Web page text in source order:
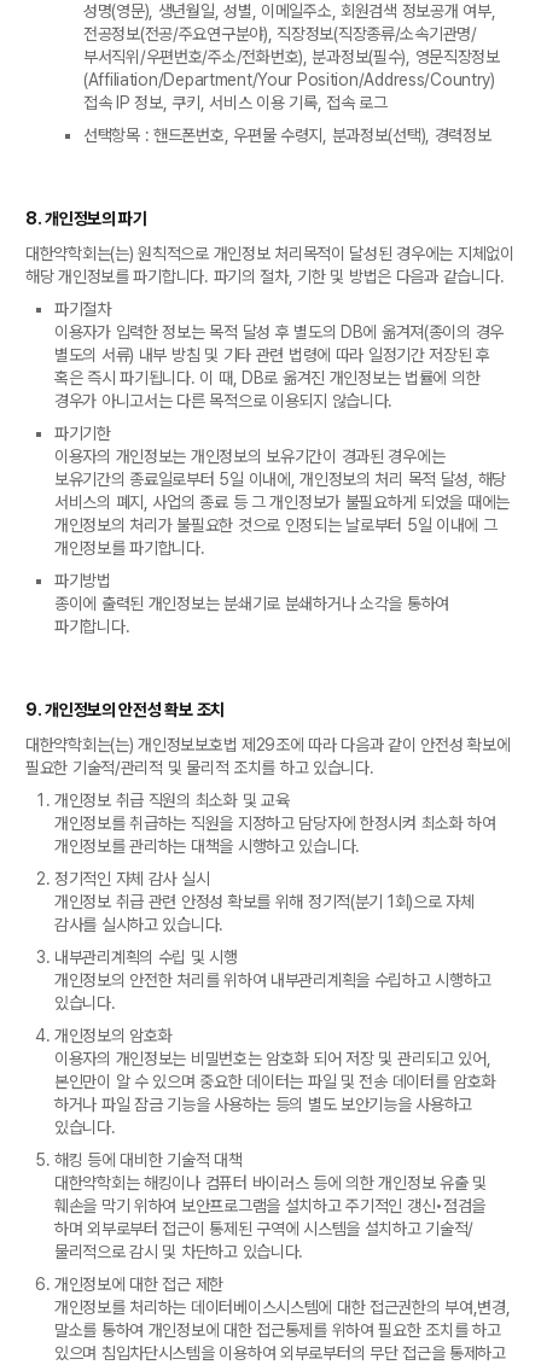
성명(영문), 생년월일, 성별, 이메일주소, 회원검색 정보공개 여부,
전공정보(전공/주요연구분야), 직장정보(직장종류/소속기관명/
부서직위/우편번호/주소/전화번호), 분과정보(필수), 영문직장정보
(Affiliation/Department/Your Position/Address/Country)
접속 IP 정보, 쿠키, 서비스 이용 기록, 접속 로그
선택항목 : 핸드폰번호, 우편물 수령지, 분과정보(선택), 경력정보
8. 개인정보의 파기
대한약학회는(는) 원칙적으로 개인정보 처리목적이 달성된 경우에는 지체없이
해당 개인정보를 파기합니다. 파기의 절차, 기한 및 방법은 다음과 같습니다.
파기절차
이용자가 입력한 정보는 목적 달성 후 별도의 DB에 옮겨져(종이의 경우
별도의 서류) 내부 방침 및 기타 관련 법령에 따라 일정기간 저장된 후
혹은 즉시 파기됩니다. 이 때, DB로 옮겨진 개인정보는 법률에 의한
경우가 아니고서는 다른 목적으로 이용되지 않습니다.
파기기한
이용자의 개인정보는 개인정보의 보유기간이 경과된 경우에는
보유기간의 종료일로부터 5일 이내에, 개인정보의 처리 목적 달성, 해당
서비스의 폐지, 사업의 종료 등 그 개인정보가 불필요하게 되었을 때에는
개인정보의 처리가 불필요한 것으로 인정되는 날로부터 5일 이내에 그
개인정보를 파기합니다.
파기방법
종이에 출력된 개인정보는 분쇄기로 분쇄하거나 소각을 통하여
파기합니다.
9. 개인정보의 안전성 확보 조치
대한약학회는(는) 개인정보보호법 제29조에 따라 다음과 같이 안전성 확보에
필요한 기술적/관리적 및 물리적 조치를 하고 있습니다.
개인정보 취급 직원의 최소화 및 교육
개인정보를 취급하는 직원을 지정하고 담당자에 한정시켜 최소화 하여
개인정보를 관리하는 대책을 시행하고 있습니다.
정기적인 자체 감사 실시
개인정보 취급 관련 안정성 확보를 위해 정기적(분기 1회)으로 자체
감사를 실시하고 있습니다.
내부관리계획의 수립 및 시행
개인정보의 안전한 처리를 위하여 내부관리계획을 수립하고 시행하고
있습니다.
개인정보의 암호화
이용자의 개인정보는 비밀번호는 암호화 되어 저장 및 관리되고 있어,
본인만이 알 수 있으며 중요한 데이터는 파일 및 전송 데이터를 암호화
하거나 파일 잠금 기능을 사용하는 등의 별도 보안기능을 사용하고
있습니다.
해킹 등에 대비한 기술적 대책
대한약학회는 해킹이나 컴퓨터 바이러스 등에 의한 개인정보 유출 및
훼손을 막기 위하여 보안프로그램을 설치하고 주기적인 갱신•점검을
하며 외부로부터 접근이 통제된 구역에 시스템을 설치하고 기술적/
물리적으로 감시 및 차단하고 있습니다.
개인정보에 대한 접근 제한
개인정보를 처리하는 데이터베이스시스템에 대한 접근권한의 부여,변경,
말소를 통하여 개인정보에 대한 접근통제를 위하여 필요한 조치를 하고
있으며 침입차단시스템을 이용하여 외부로부터의 무단 접근을 통제하고